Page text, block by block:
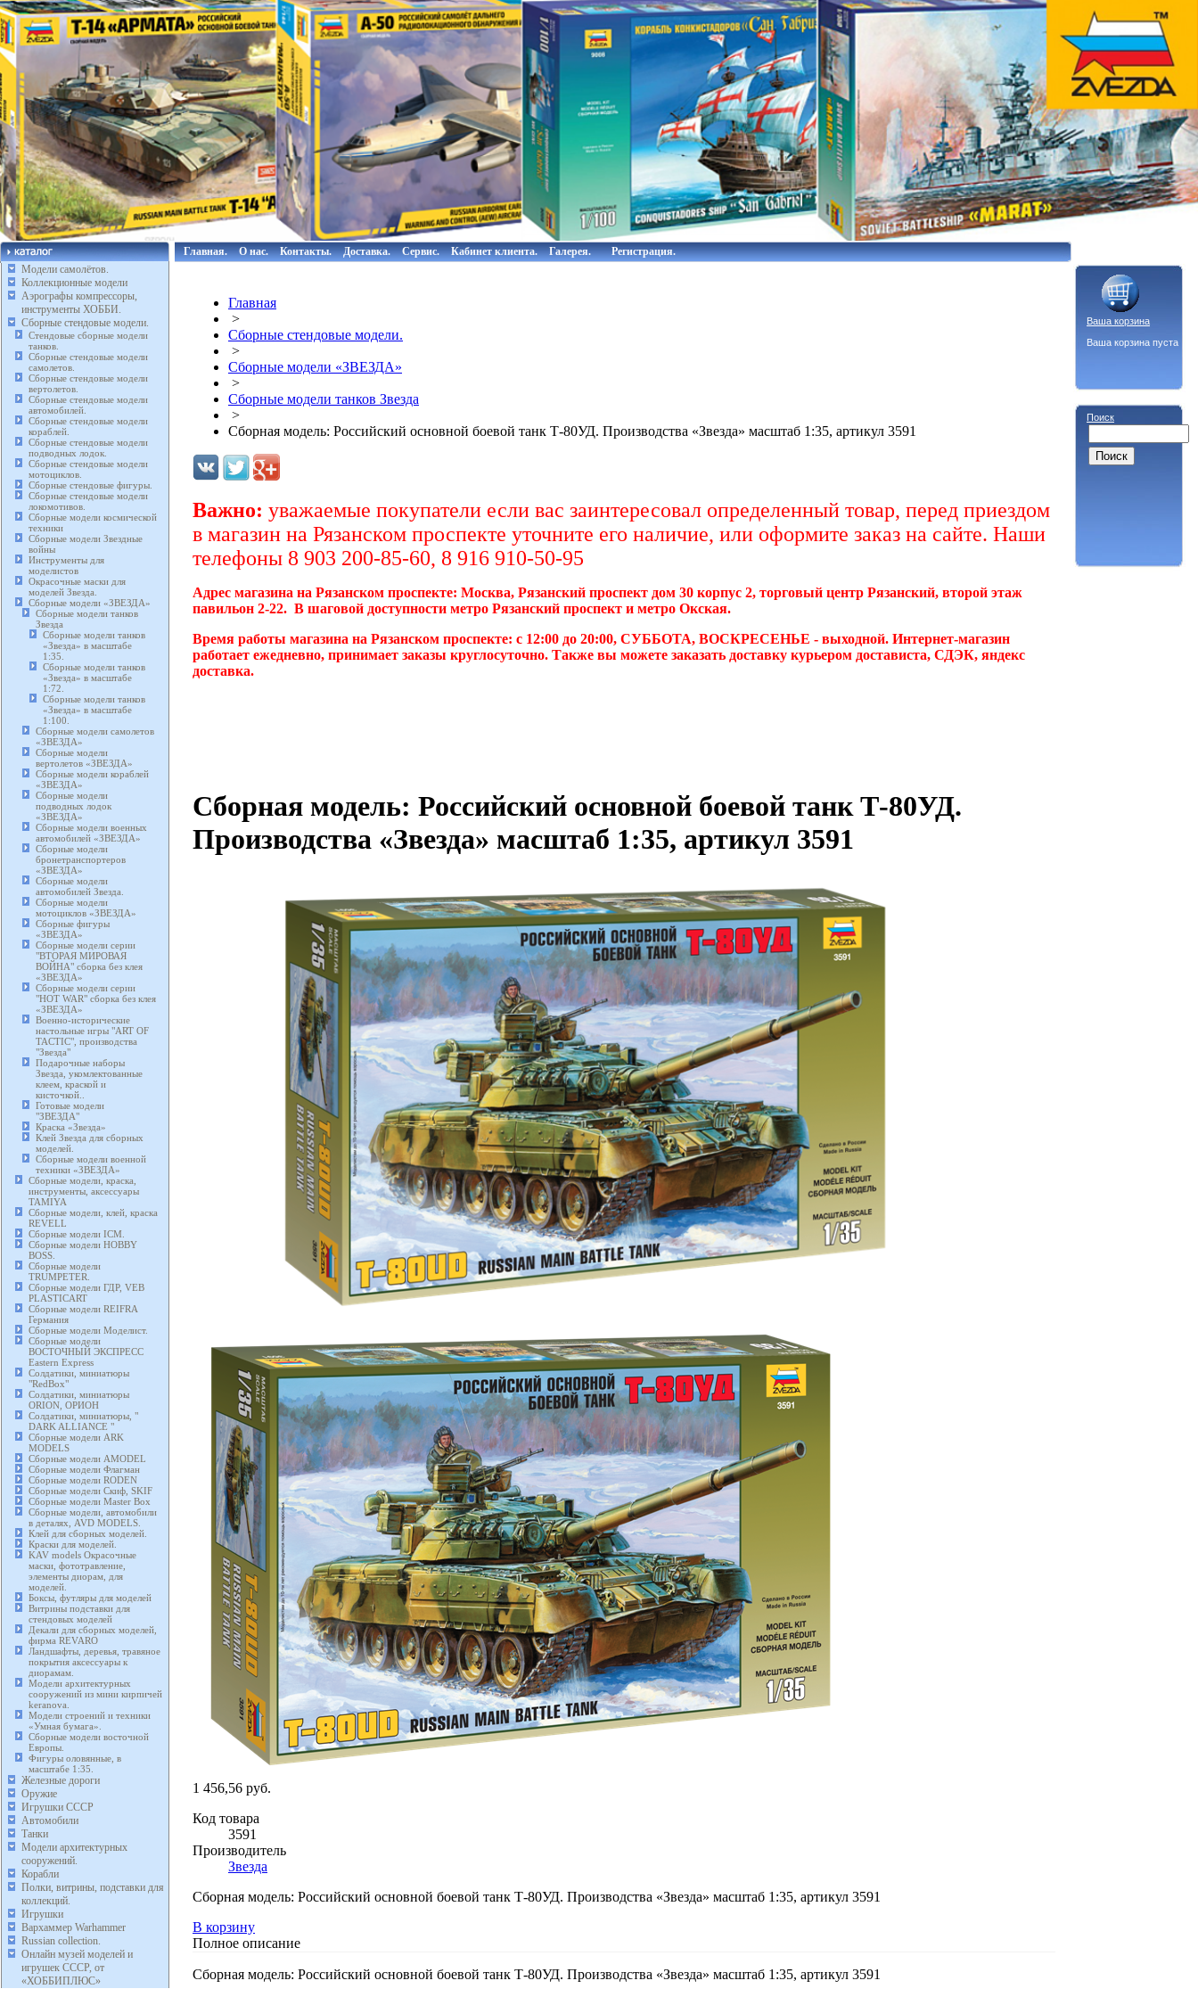
Модели самолётов.
Коллекционные модели
Аэрографы компрессоры,
инструменты ХОББИ.
Сборные стендовые модели.
Стендовые сборные модели
танков.
Сборные стендовые модели
самолетов.
Сборные стендовые модели
вертолетов.
Сборные стендовые модели
автомобилей.
Сборные стендовые модели
кораблей.
Сборные стендовые модели
подводных лодок.
Сборные стендовые модели
мотоциклов.
Сборные стендовые фигуры.
Сборные стендовые модели
локомотивов.
Сборные модели космической
техники
Сборные модели Звездные
войны
Инструменты для
моделистов
Окрасочные маски для
моделей Звезда.
Сборные модели «ЗВЕЗДА»
Сборные модели танков
Звезда
Сборные модели танков
«Звезда» в масштабе
1:35.
Сборные модели танков
«Звезда» в масштабе
1:72.
Сборные модели танков
«Звезда» в масштабе
1:100.
Сборные модели самолетов
«ЗВЕЗДА»
Сборные модели
вертолетов «ЗВЕЗДА»
Сборные модели кораблей
«ЗВЕЗДА»
Сборные модели
подводных лодок
«ЗВЕЗДА»
Сборные модели военных
автомобилей «ЗВЕЗДА»
Сборные модели
бронетранспортеров
«ЗВЕЗДА»
Сборные модели
автомобилей Звезда.
Сборные модели
мотоциклов «ЗВЕЗДА»
Сборные фигуры
«ЗВЕЗДА»
Сборные модели серии
"ВТОРАЯ МИРОВАЯ
ВОЙНА" сборка без клея
«ЗВЕЗДА»
Сборные модели серии
"HOT WAR" сборка без клея
«ЗВЕЗДА»
Военно-исторические
настольные игры "ART OF
TACTIC", производства
"Звезда"
Подарочные наборы
Звезда, укомлектованные
клеем, краской и
кисточкой..
Готовые модели
"ЗВЕЗДА"
Краска «Звезда»
Клей Звезда для сборных
моделей.
Сборные модели военной
техники «ЗВЕЗДА»
Сборные модели, краска,
инструменты, аксессуары
TAMIYA
Сборные модели, клей, краска
REVELL
Сборные модели ICM.
Сборные модели HOBBY
BOSS.
Сборные модели
TRUMPETER.
Сборные модели ГДР, VEB
PLASTICART
Сборные модели REIFRA
Германия
Сборные модели Моделист.
Сборные модели
ВОСТОЧНЫЙ ЭКСПРЕСС
Eastern Express
Солдатики, миниатюры
"RedBox"
Солдатики, миниатюры
ORION, ОРИОН
Солдатики, миниатюры, "
DARK ALLIANCE "
Сборные модели ARK
MODELS
Сборные модели AMODEL
Сборные модели Флагман
Сборные модели RODEN
Сборные модели Скиф, SKIF
Сборные модели Master Box
Сборные модели, автомобили
в деталях, AVD MODELS.
Клей для сборных моделей.
Краски для моделей.
KAV models Окрасочные
маски, фототравление,
элементы диорам, для
моделей.
Боксы, футляры для моделей
Витрины подставки для
стендовых моделей
Декали для сборных моделей,
фирма REVARO
Ландшафты, деревья, травяное
покрытия аксессуары к
диорамам.
Модели архитектурных
сооружений из мини кирпичей
keranova.
Модели строений и техники
«Умная бумага».
Сборные модели восточной
Европы.
Фигуры оловянные, в
масштабе 1:35.
Железные дороги
Оружие
Игрушки СССР
Автомобили
Танки
Модели архитектурных
сооружений.
Корабли
Полки, витрины, подставки для
коллекций.
Игрушки
Вархаммер Warhammer
Russian collection.
Онлайн музей моделей и
игрушек СССР, от
«ХОББИПЛЮС»
Главная. О нас. Контакты. Доставка. Сервис. Кабинет клиента. Галерея. Регистрация.
Главная
>
Сборные стендовые модели.
>
Сборные модели «ЗВЕЗДА»
>
Сборные модели танков Звезда
>
Сборная модель: Российский основной боевой танк Т-80УД. Производства «Звезда» масштаб 1:35, артикул 3591
Важно: уважаемые покупатели если вас заинтересовал определенный товар, перед приездом
в магазин на Рязанском проспекте уточните его наличие, или оформите заказ на сайте. Наши
телефоны 8 903 200-85-60, 8 916 910-50-95
Адрес магазина на Рязанском проспекте: Москва, Рязанский проспект дом 30 корпус 2, торговый центр Рязанский, второй этаж
павильон 2-22. В шаговой доступности метро Рязанский проспект и метро Окская.
Время работы магазина на Рязанском проспекте: с 12:00 до 20:00, СУББОТА, ВОСКРЕСЕНЬЕ - выходной. Интернет-магазин
работает ежедневно, принимает заказы круглосуточно. Также вы можете заказать доставку курьером достависта, СДЭК, яндекс
доставка.
Сборная модель: Российский основной боевой танк Т-80УД.
Производства «Звезда» масштаб 1:35, артикул 3591
1 456,56 руб.
Код товара
3591
Производитель
Звезда
Сборная модель: Российский основной боевой танк Т-80УД. Производства «Звезда» масштаб 1:35, артикул 3591
В корзину
Полное описание
Сборная модель: Российский основной боевой танк Т-80УД. Производства «Звезда» масштаб 1:35, артикул 3591
Ваша корзина
Ваша корзина пуста
Поиск